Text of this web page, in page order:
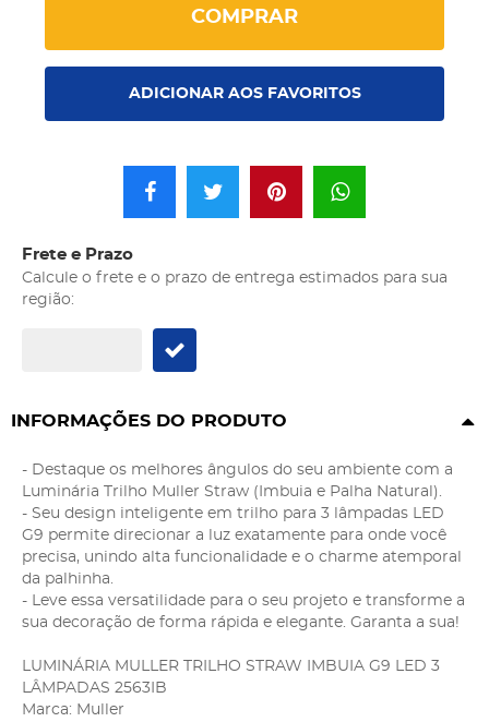
COMPRAR
ADICIONAR AOS FAVORITOS
Frete e Prazo
Calcule o frete e o prazo de entrega estimados para sua
região:
INFORMAÇÕES DO PRODUTO
- Destaque os melhores ângulos do seu ambiente com a
Luminária Trilho Muller Straw (Imbuia e Palha Natural).
- Seu design inteligente em trilho para 3 lâmpadas LED
G9 permite direcionar a luz exatamente para onde você
precisa, unindo alta funcionalidade e o charme atemporal
da palhinha.
- Leve essa versatilidade para o seu projeto e transforme a
sua decoração de forma rápida e elegante. Garanta a sua!
LUMINÁRIA MULLER TRILHO STRAW IMBUIA G9 LED 3
LÂMPADAS 2563IB
Marca: Muller